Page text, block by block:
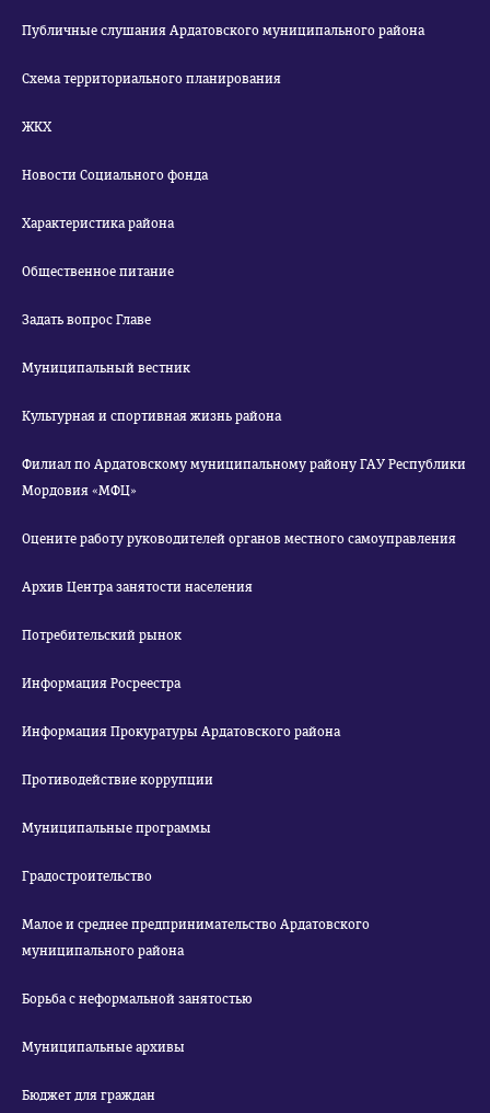
Публичные слушания Ардатовского муниципального района
Схема территориального планирования
ЖКХ
Новости Социального фонда
Характеристика района
Общественное питание
Задать вопрос Главе
Муниципальный вестник
Культурная и спортивная жизнь района
Филиал по Ардатовскому муниципальному району ГАУ Республики
Мордовия «МФЦ»
Оцените работу руководителей органов местного самоуправления
Архив Центра занятости населения
Потребительский рынок
Информация Росреестра
Информация Прокуратуры Ардатовского района
Противодействие коррупции
Муниципальные программы
Градостроительство
Малое и среднее предпринимательство Ардатовского
муниципального района
Борьба с неформальной занятостью
Муниципальные архивы
Бюджет для граждан